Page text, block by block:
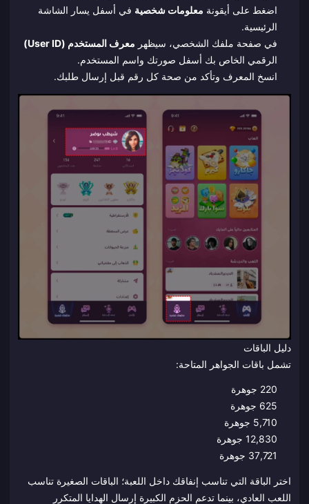
اضغط على أيقونة معلومات شخصية في أسفل يسار الشاشة
الرئيسية.
في صفحة ملفك الشخصي، سيظهر معرف المستخدم (User ID)
الرقمي الخاص بك أسفل صورتك واسم المستخدم.
انسخ المعرف وتأكد من صحة كل رقم قبل إرسال طلبك.
دليل الباقات
تشمل باقات الجواهر المتاحة:
220 جوهرة
625 جوهرة
5,710 جوهرة
12,830 جوهرة
37,721 جوهرة
اختر الباقة التي تناسب إنفاقك داخل اللعبة؛ الباقات الصغيرة تناسب
اللعب العادي، بينما تدعم الحزم الكبيرة إرسال الهدايا المتكرر